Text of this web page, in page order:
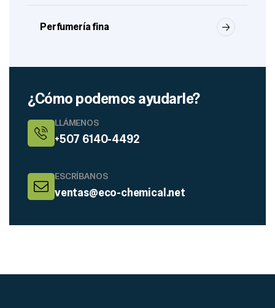
Perfumería fina
¿Cómo podemos ayudarle?
LLÁMENOS
+507 6140-4492
ESCRÍBANOS
ventas@eco-chemical.net